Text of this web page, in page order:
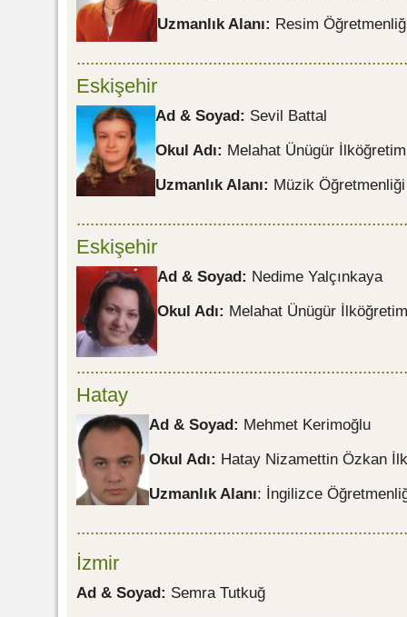
Uzmanlık Alanı: Resim
Eskişehir
Ad & Soyad: Sevil Battal
Okul Adı: Melahat Ünügür
Uzmanlık Alanı: Müzik Öğretmenliği
Eskişehir
Ad & Soyad: Nedime Yalçınkaya
Okul Adı: Melahat Ünügür
Hatay
Ad & Soyad: Mehmet Kerimoğlu
Okul Adı: Hatay Nizamettin Özkan
Uzmanlık Alanı: İngilizce
İzmir
Ad & Soyad: Semra Tutkuğ